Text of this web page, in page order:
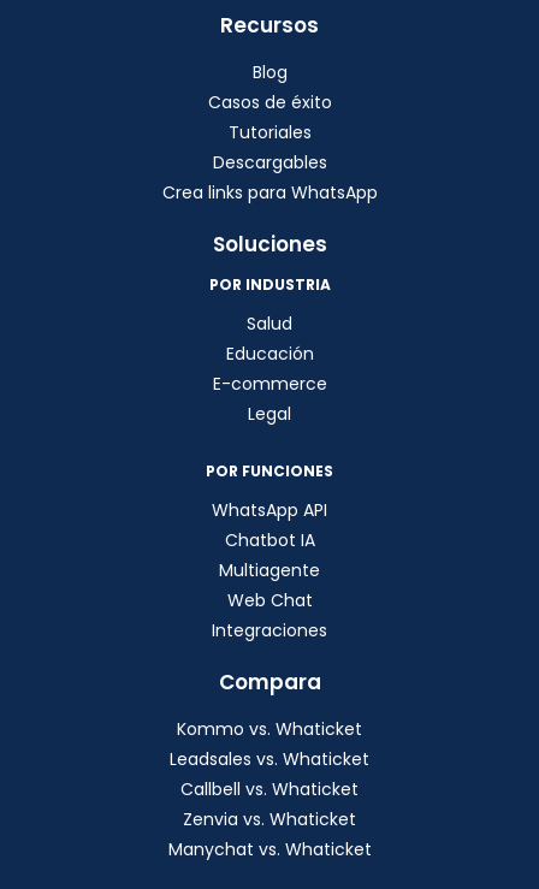
Recursos
Blog
Casos de éxito
Tutoriales
Descargables
Crea links para WhatsApp
Soluciones
POR INDUSTRIA
Salud
Educación
E-commerce
Legal
POR FUNCIONES
WhatsApp API
Chatbot IA
Multiagente
Web Chat
Integraciones
Compara
Kommo vs. Whaticket
Leadsales vs. Whaticket
Callbell vs. Whaticket
Zenvia vs. Whaticket
Manychat vs. Whaticket